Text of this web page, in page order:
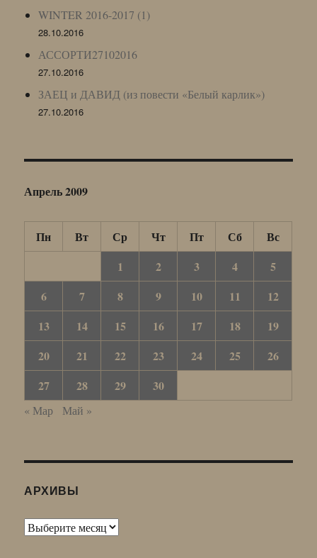
WINTER 2016-2017 (1)
28.10.2016
АССОРТИ27102016
27.10.2016
ЗАЕЦ и ДАВИД (из повести «Белый карлик»)
27.10.2016
Апрель 2009
Пн Вт Ср Чт Пт Сб
Вс
1
2 3 4
5
6
7 8 9 10 11
12
13
14 15 16 17 18
19
20
21 22 23 24 25
26
27
28 29 30
« Мар Май »
АРХИВЫ
Архивы